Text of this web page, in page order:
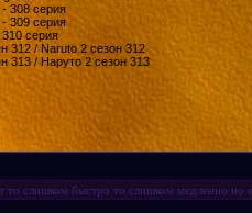
308 серия
309 серия
серия
312 / Naruto 2 сезон 312
313 / Наруто 2 сезон 313
то слишком быстро то слишком медленно но